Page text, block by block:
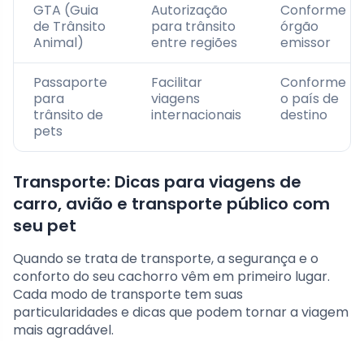
GTA (Guia
de Trânsito
Animal)
Autorização
para trânsito
entre regiões
Conforme
órgão
emissor
Passaporte
para
trânsito de
pets
Facilitar
viagens
internacionais
Conforme
o país de
destino
Transporte: Dicas para viagens de
carro, avião e transporte público com
seu pet
Quando se trata de transporte, a segurança e o
conforto do seu cachorro vêm em primeiro lugar.
Cada modo de transporte tem suas
particularidades e dicas que podem tornar a viagem
mais agradável.